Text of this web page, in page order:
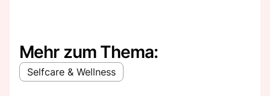
Mehr zum Thema:
Selfcare & Wellness